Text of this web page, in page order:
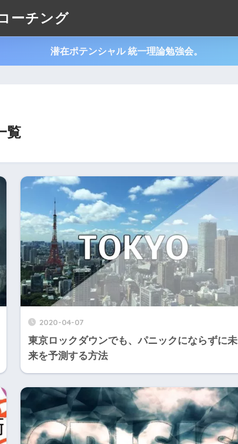
ーチング
潜在ポテンシャル 統一理論勉強会。
覧
2020-04-07
東京ロックダウンでも、パニックにならずに未
来を予測する方法